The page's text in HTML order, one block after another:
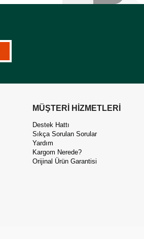
MÜŞTERİ HİZMETLERİ
Destek Hattı
Sıkça Sorulan Sorular
Yardım
Kargom Nerede?
Orijinal Ürün Garantisi